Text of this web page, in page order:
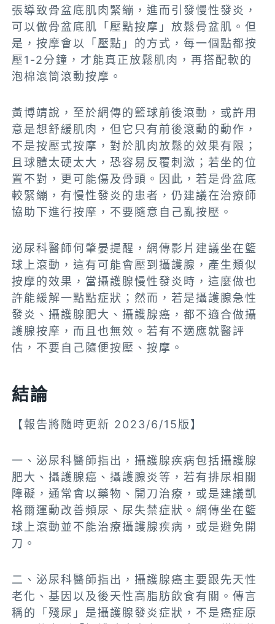
張導致骨盆底肌肉緊繃，進而引發慢性發炎，
可以做骨盆底肌「壓點按摩」放鬆骨盆肌。但
是，按摩會以「壓點」的方式，每一個點都按
壓1-2分鐘，才能真正放鬆肌肉，再搭配軟的
泡棉滾筒滾動按摩。
黃博靖說，至於網傳的籃球前後滾動，或許用
意是想舒緩肌肉，但它只有前後滾動的動作，
不是按壓式按摩，對於肌肉放鬆的效果有限；
且球體太硬太大，恐容易反覆刺激；若坐的位
置不對，更可能傷及骨頭。因此，若是骨盆底
較緊繃，有慢性發炎的患者，仍建議在治療師
協助下進行按摩，不要隨意自己亂按壓。
泌尿科醫師何肇晏提醒，網傳影片建議坐在籃
球上滾動，這有可能會壓到攝護腺，產生類似
按摩的效果，當攝護腺慢性發炎時，這麼做也
許能緩解一點點症狀；然而，若是攝護腺急性
發炎、攝護腺肥大、攝護腺癌，都不適合做攝
護腺按摩，而且也無效。若有不適應就醫評
估，不要自己隨便按壓、按摩。
結論
【報告將隨時更新 2023/6/15版】
一、泌尿科醫師指出，攝護腺疾病包括攝護腺
肥大、攝護腺癌、攝護腺炎等，若有排尿相關
障礙，通常會以藥物、開刀治療，或是建議凱
格爾運動改善頻尿、尿失禁症狀。網傳坐在籃
球上滾動並不能治療攝護腺疾病，或是避免開
刀。
二、泌尿科醫師指出，攝護腺癌主要跟先天性
老化、基因以及後天性高脂肪飲食有關。傳言
稱的「殘尿」是攝護腺發炎症狀，不是癌症原